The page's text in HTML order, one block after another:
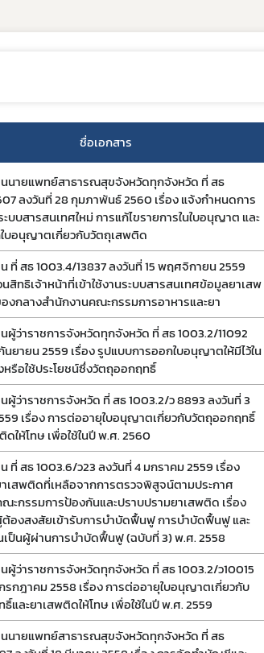
ระบบรายงานยาเสพติดให้โทษในประเภท 4
ชื่อเอกสาร
นนายแพทย์สาธารณสุขจังหวัดทุกจังหวัด ที่ สธ
ลงวันที่ 28 กุมภาพันธ์ 2560 เรื่อง แจ้งกำหนดการ
ะบบสารสนเทศใหม่ การแก้ไขรายการในใบอนุญาต และ
บอนุญาตเกี่ยวกับวัตถุเสพติด
ที่ สธ 1003.4/13837 ลงวันที่ 15 พฤศจิกายน 2559
สิทธิเจ้าหน้าที่เข้าใช้งานระบบสารสนเทศข้อมูลยาเสพ
งกลางสำนักงานคณะกรรมการอาหารและยา
ผู้ว่าราชการจังหวัดทุกจังหวัด ที่ สธ 1003.2/11092
นยายน 2559 เรื่อง รูปแบบการออกใบอนุญาตให้มีไว้ใน
รือใช้ประโยชน์ซึ่งวัตถุออกฤทธิ์
ผู้ว่าราชการจังหวัด ที่ สธ 1003.2/ว 8893 ลงวันที่ 3
เรื่อง การต่ออายุใบอนุญาตเกี่ยวกับวัตถุออกฤทธิ์
ดให้โทษ เพื่อใช้ในปี พ.ศ. 2560
ที่ สธ 1003.6/ว23 ลงวันที่ 4 มกราคม 2559 เรื่อง
เสพติดที่เหลือจากการตรวจพิสูจน์ตามประกาศ
ะกรรมการป้องกันและปราบปรามยาเสพติด เรื่อง
องสงสัยเข้ารับการบำบัดฟื้นฟู การบำบัดฟื้นฟู และ
เป็นผู้ผ่านการบำบัดฟื้นฟู (ฉบับที่ 3) พ.ศ. 2558
ผู้ว่าราชการจังหวัดทุกจังหวัด ที่ สธ 1003.2/ว10015
รกฎาคม 2558 เรื่อง การต่ออายุใบอนุญาตเกี่ยวกับ
และยาเสพติดให้โทษ เพื่อใช้ในปี พ.ศ. 2559
นนายแพทย์สาธารณสุขจังหวัดทุกจังหวัด ที่ สธ
Subscribe
ข้อที่ท่านต้องการ Subscribe
การขออนุญาต ข่าวประชาสัมพันธ์